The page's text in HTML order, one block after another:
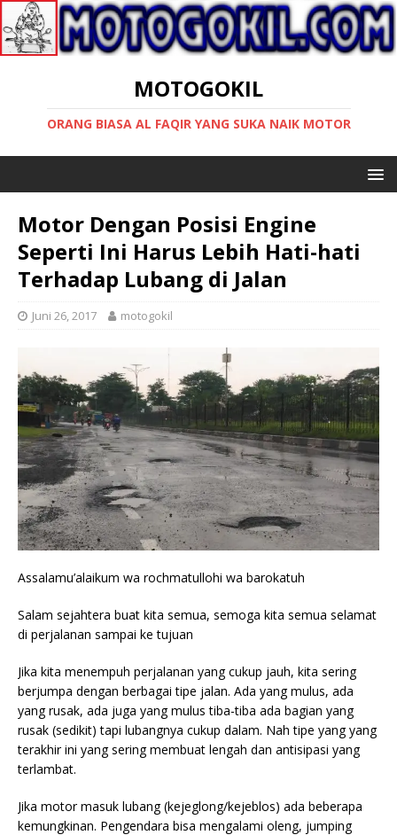
MOTOGOKIL
ORANG BIASA AL FAQIR YANG SUKA NAIK MOTOR
Motor Dengan Posisi Engine
Seperti Ini Harus Lebih Hati-hati
Terhadap Lubang di Jalan
Juni 26, 2017 motogokil
Assalamu’alaikum wa rochmatullohi wa barokatuh
Salam sejahtera buat kita semua, semoga kita semua selamat
di perjalanan sampai ke tujuan
Jika kita menempuh perjalanan yang cukup jauh, kita sering
berjumpa dengan berbagai tipe jalan. Ada yang mulus, ada
yang rusak, ada juga yang mulus tiba-tiba ada bagian yang
rusak (sedikit) tapi lubangnya cukup dalam. Nah tipe yang yang
terakhir ini yang sering membuat lengah dan antisipasi yang
terlambat.
Jika motor masuk lubang (kejeglong/kejeblos) ada beberapa
kemungkinan. Pengendara bisa mengalami oleng, jumping